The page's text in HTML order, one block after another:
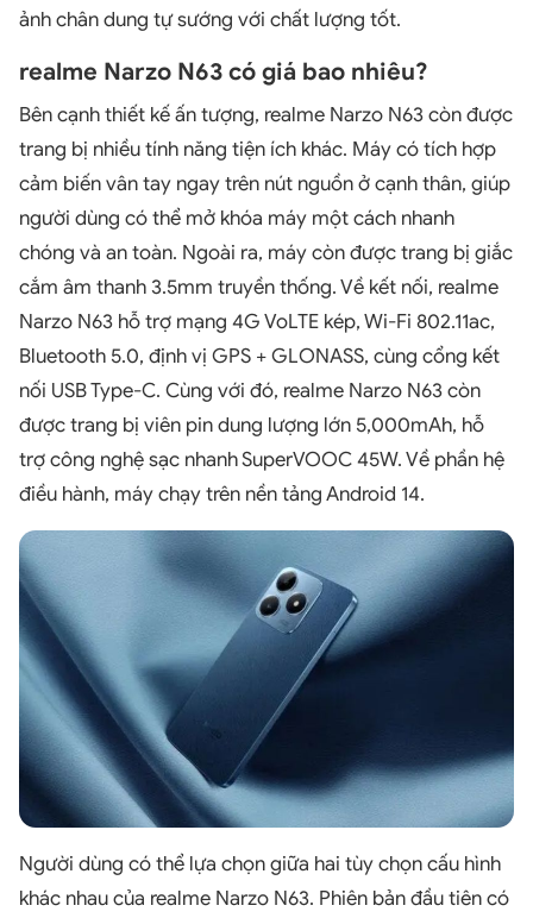
ảnh chân dung tự sướng với chất lượng tốt.
realme Narzo N63 có giá bao nhiêu?
Bên cạnh thiết kế ấn tượng, realme Narzo N63 còn được
trang bị nhiều tính năng tiện ích khác. Máy có tích hợp
cảm biến vân tay ngay trên nút nguồn ở cạnh thân, giúp
người dùng có thể mở khóa máy một cách nhanh
chóng và an toàn. Ngoài ra, máy còn được trang bị giắc
cắm âm thanh 3.5mm truyền thống. Về kết nối, realme
Narzo N63 hỗ trợ mạng 4G VoLTE kép, Wi-Fi 802.11ac,
Bluetooth 5.0, định vị GPS + GLONASS, cùng cổng kết
nối USB Type-C. Cùng với đó, realme Narzo N63 còn
được trang bị viên pin dung lượng lớn 5,000mAh, hỗ
trợ công nghệ sạc nhanh SuperVOOC 45W. Về phần hệ
điều hành, máy chạy trên nền tảng Android 14.
Người dùng có thể lựa chọn giữa hai tùy chọn cấu hình
khác nhau của realme Narzo N63. Phiên bản đầu tiên có